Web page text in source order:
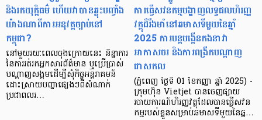
និងរកយុត្តិធម៌ ហើយវាបានឆ្លុះបញ្ចាំង
យ៉ាងណាពីការអនុវត្តច្បាប់នៅ
កម្ពុជា?
នៅមួយរយៈពេលចុងក្រោយនេះ និន្នាការ
នៃការរត់រកអ្នកសារព័ត៌មាន ឬប្រើប្រាស់
បណ្តាញសង្គមដើម្បីសុំកិច្ចអន្តរាគមន៍
ដោះស្រាយបញ្ហាផ្សេងៗពីសំណាក់
ប្រជាពលរ…
ការធ្វើសវនកម្មបង្ហាញលទ្ធផលហិរញ្ញ
វត្ថុដ៏រឹងមាំនៅឆមាសទីមួយនៃឆ្នាំ
2025 ការបន្តបង្កើនកងនាវា
អាកាសចរ និងការពង្រីកបណ្តាញ
ជាសកល
(ភ្នំពេញ ថ្ងៃទី 01 ខែកញ្ញា ឆ្នាំ 2025) -
ក្រុមហ៊ុន Vietjet បានចេញផ្សាយ
របាយការណ៍ហិរញ្ញវត្ថុដែលបានធ្វើសវន
កម្មរបស់ខ្លួនសម្រាប់ឆមាសទីមួយនៃឆ្ន…